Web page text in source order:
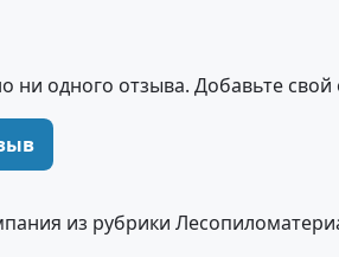
ни одного отзыва. Добавьте
из рубрики